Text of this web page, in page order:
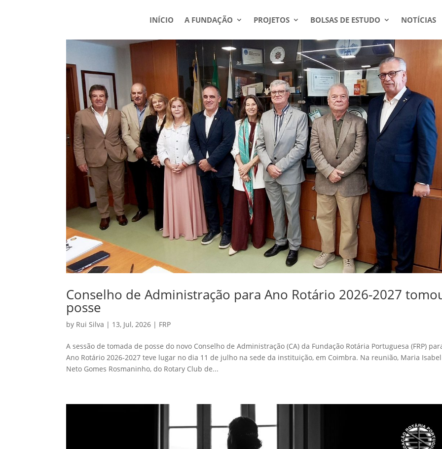
INÍCIO A FUNDAÇÃO PROJETOS BOLSAS DE ESTUDO NOTÍCIAS
Conselho de Administração para Ano Rotário 2026-2027
posse
by Rui Silva | 13, Jul, 2026 | FRP
A sessão de tomada de posse do novo Conselho de Administração (CA) da Fundação Rotária Portuguesa (FRP)
Ano Rotário 2026-2027 teve lugar no dia 11 de julho na sede da instituição, em Coimbra. Na reunião, Maria Isabel
Neto Gomes Rosmaninho, do Rotary Club de...